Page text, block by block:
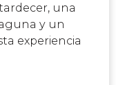
una
y un
experiencia